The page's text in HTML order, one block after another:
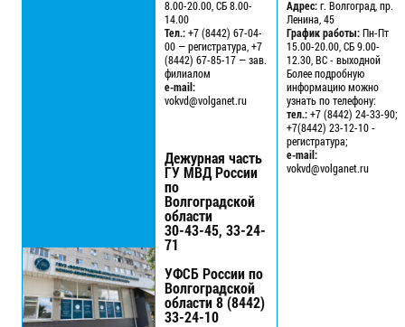
8.00-20.00, СБ 8.00-
14.00
Тел.:+7 (8442) 67-04-
00 — регистратура, +7
(8442) 67-85-17 — зав.
филиалом
e-mail:
vokvd@volganet.ru
Дежурная часть
ГУ МВД России
по
Волгоградской
области
30-43-45, 33-24-
71
УФСБ России по
Волгоградской
области 8 (8442)
33-24-10
Адрес:г. Волгоград, пр.
Ленина, 45
График работы:Пн-Пт
15.00-20.00, СБ 9.00-
12.30, ВС - выходной
Более подробную
информацию можно
узнать по телефону:
тел.:+7 (8442) 24-33-90;
+7(8442) 23-12-10 -
регистратура;
e-mail:
vokvd@volganet.ru